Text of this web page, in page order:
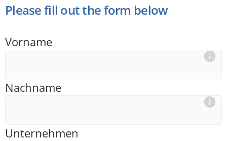
Please fill out the form below
Vorname
Nachname
Unternehmen